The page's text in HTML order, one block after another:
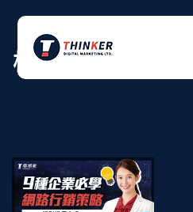
標籤:小型企業行銷